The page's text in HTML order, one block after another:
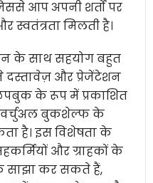
आप अपनी शर्तों पर
मिलती है।
के साथ सहयोग बहुत
दस्तावेज़ और प्रेजेंटेशन
के रूप में प्रकाशित
वर्चुअल बुकशेल्फ के
है। इस विशेषता के
और ग्राहकों के
साझा कर सकते हैं,